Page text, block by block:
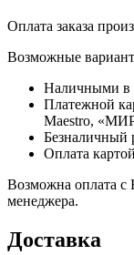
Оплата заказа
Возможные
Наличными в
Платежной
Maestro,
Безналичный
Оплата
Возможна оплата с
менеджера.
Доставка